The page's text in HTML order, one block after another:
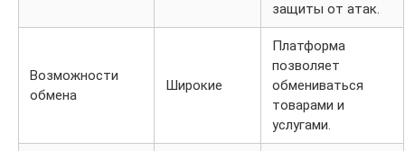
защиты от атак.
Возможности
обмена
Широкие
Платформа
позволяет
обмениваться
товарами и
услугами.